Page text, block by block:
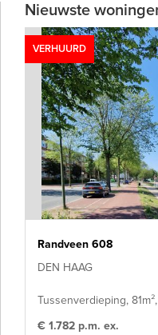
Nieuwste
VERHUURD
Randveen 608
DEN HAAG
Tussenverdieping,
€ 1.782 p.m. ex.